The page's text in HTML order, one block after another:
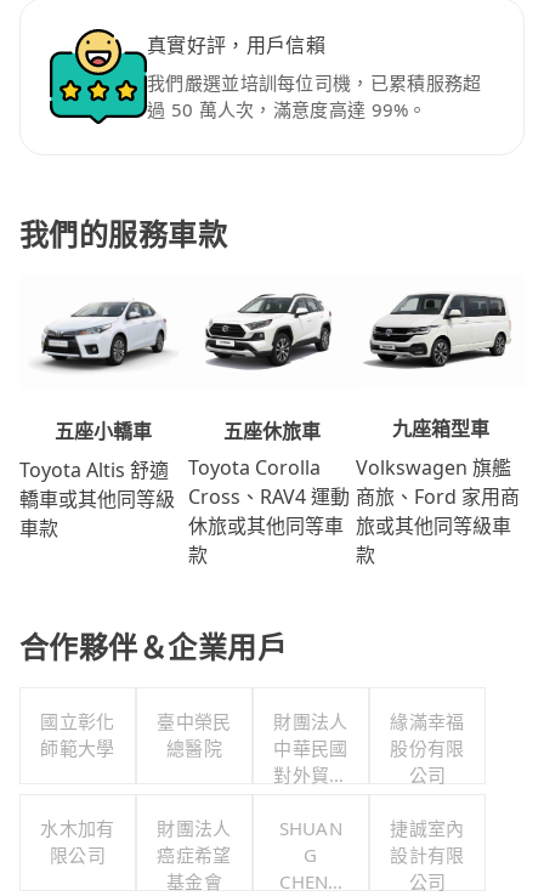
真實好評，用戶信賴
我們嚴選並培訓每位司機，已累積服務超
過 50 萬人次，滿意度高達 99%。
我們的服務車款
五座小轎車
Toyota Altis 舒適
轎車或其他同等級
車款
五座休旅車
Toyota Corolla
Cross、RAV4 運動
休旅或其他同等車
款
九座箱型車
Volkswagen 旗艦
商旅、Ford 家用商
旅或其他同等級車
款
合作夥伴＆企業用戶
國立彰化
師範大學
臺中榮民
總醫院
財團法人
中華民國
對外貿易
緣滿幸福
股份有限
公司
水木加有
限公司
財團法人
癌症希望
基金會
SHUAN
G
CHENG
捷誠室內
設計有限
公司